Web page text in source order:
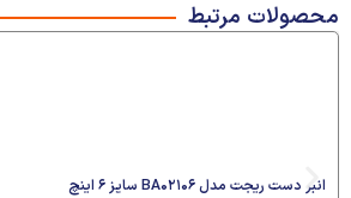
محصولات مرتبط
انبر دست ریجت مدل BA۰۲۱۰۶ سایز ۶ اینچ